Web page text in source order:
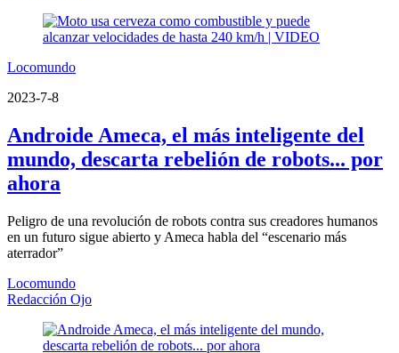
Locomundo
2023-7-8
Androide Ameca, el más inteligente del
mundo, descarta rebelión de robots... por
ahora
Peligro de una revolución de robots contra sus creadores humanos
en un futuro sigue abierto y Ameca habla del “escenario más
aterrador”
Locomundo
Redacción Ojo